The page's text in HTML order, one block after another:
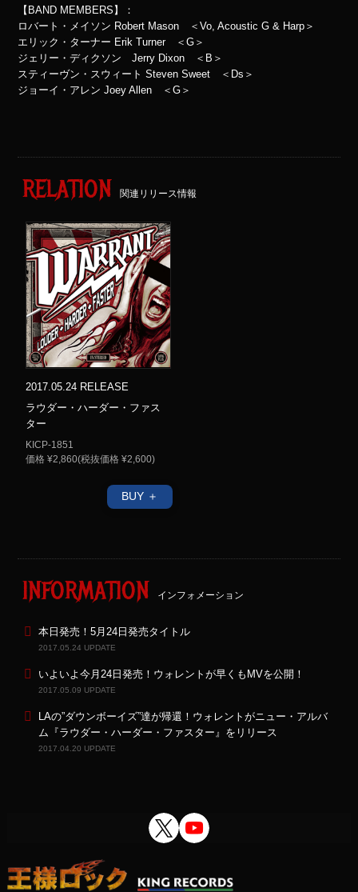
【BAND MEMBERS】：
ロバート・メイソン Robert Mason ＜Vo, Acoustic G & Harp＞
エリック・ターナー Erik Turner ＜G＞
ジェリー・ディクソン Jerry Dixon ＜B＞
スティーヴン・スウィート Steven Sweet ＜Ds＞
ジョーイ・アレン Joey Allen ＜G＞
RELATION 関連リリース情報
2017.05.24 RELEASE
ラウダー・ハーダー・ファス
ター
KICP-1851
価格 ¥2,860(税抜価格 ¥2,600)
BUY ＋
INFORMATION インフォメーション
本日発売！5月24日発売タイトル
2017.05.24 UPDATE
いよいよ今月24日発売！ウォレントが早くもMVを公開！
2017.05.09 UPDATE
LAの”ダウンボーイズ”達が帰還！ウォレントがニュー・アルバ
ム『ラウダー・ハーダー・ファスター』をリリース
2017.04.20 UPDATE